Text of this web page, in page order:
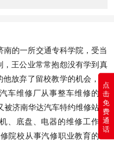
的一所交通专科学院，受当
王公业常常抱怨没有学到真
放弃了留校教学的机会，选
车维修厂从事整车维修的工
被济南华达汽车特约维修站高
、底盘、电器的维修工作。
院校从事汽修职业教育的工
点
击
免
费
通
话